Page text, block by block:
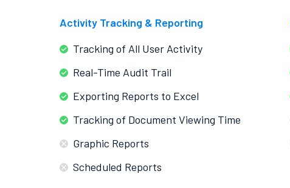
Activity Tracking & Reporting
Tracking of All User Activity
Real-Time Audit Trail
Exporting Reports to Excel
Tracking of Document Viewing Time
Graphic Reports
Scheduled Reports